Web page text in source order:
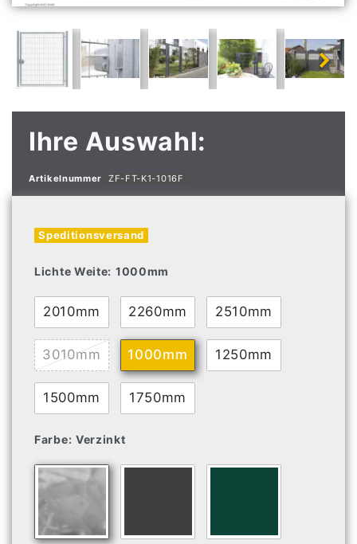
Ihre Auswahl:
Artikelnummer ZF-FT-K1-1016F
Speditionsversand
Lichte Weite: 1000mm
2010mm 2260mm 2510mm
3010mm 1000mm 1250mm
1500mm 1750mm
Farbe: Verzinkt